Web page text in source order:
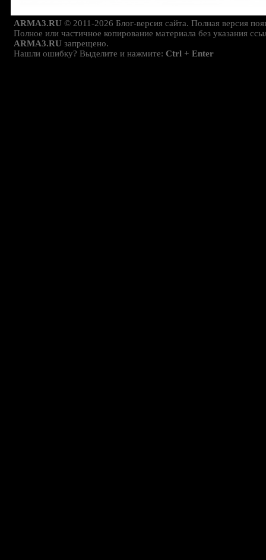
ARMA3.RU© 2011-2026 Блог-версия сайта. Полная версия
Полное или частичное копирование материала без указания
ARMA3.RUзапрещено.
Нашли ошибку? Выделите и нажмите: Ctrl + Enter